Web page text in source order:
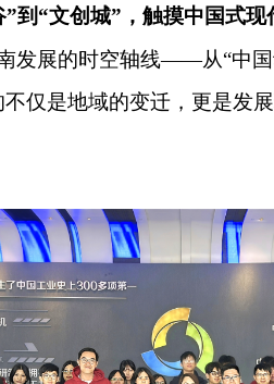
”到“文创城”，触摸中国式
发展的时空轴线——从“中国
仅是地域的变迁，更是发